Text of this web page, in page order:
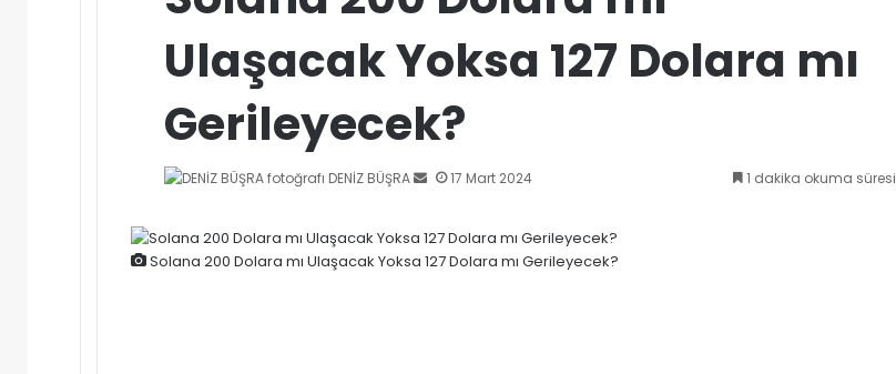
Ulaşacak Yoksa 127 Dolara mı
Gerileyecek?
DENİZ BÜŞRA
Bir
göndermek
17 Mart 2024 1 dakika okuma süresi
Solana 200 Dolara mı Ulaşacak Yoksa 127 Dolara mı Gerileyecek?